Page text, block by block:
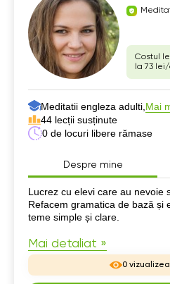
Costul
la 73
Meditatii engleza adulti, Mai
44 lecții susținute
0 de locuri libere rămase
Despre mine
Despre mine
Lucrez cu elevi care au nevoie
Refacem gramatica de bază și
teme simple și clare.
Mai detaliat »
0